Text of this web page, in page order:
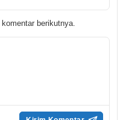
berikutnya.